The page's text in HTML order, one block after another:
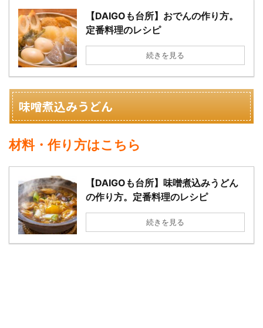
【DAIGOも台所】おでんの作り方。
定番料理のレシピ
続きを見る
味噌煮込みうどん
材料・作り方はこちら
【DAIGOも台所】味噌煮込みうどん
の作り方。定番料理のレシピ
続きを見る